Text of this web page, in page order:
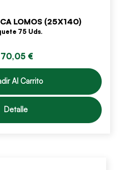
LOMOS (25X140)
75 Uds.
70,05 €
Al Carrito
Detalle